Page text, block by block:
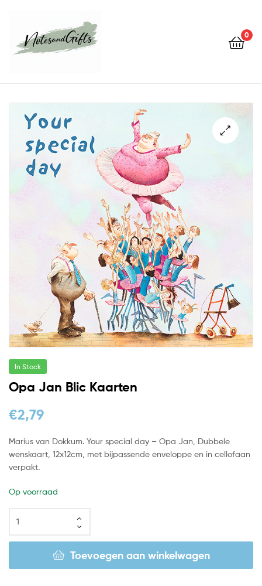
0
In Stock
Opa Jan Blic Kaarten
€2,79
Marius van Dokkum. Your special day – Opa Jan, Dubbele
wenskaart, 12x12cm, met bijpassende enveloppe en in cellofaan
verpakt.
Op voorraad
Toevoegen aan winkelwagen